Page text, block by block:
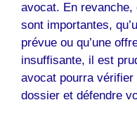
avocat. En
sont importantes,
prévue ou qu’une
insuffisante, il est
avocat pourra
dossier et défendre